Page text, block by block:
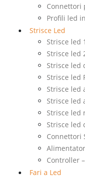
Connettori
Profili led
Strisce Led
Strisce led
Strisce led
Strisce led
Strisce led
Strisce led
Strisce led
Strisce led
Strisce led
Connettori
Controller
Fari a Led